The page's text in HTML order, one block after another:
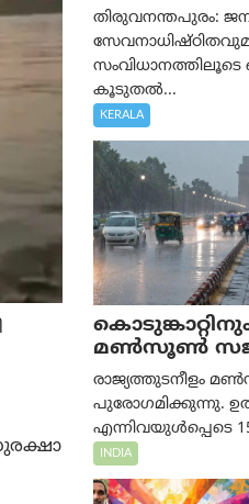
തിരുവനന്തപുരം:
കൂടുതൽ...
KERALA
മൺസൂൺ
രാജ്യത്തുടനീളം
പുരോഗമിക്കുന്നു.
എന്നിവയുൾപ്പെടെ
INDIA